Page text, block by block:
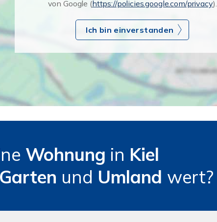
von Google (https://policies.google.com/privacy).
Ich bin einverstanden
Wohnung in Kiel
und Umland wert?